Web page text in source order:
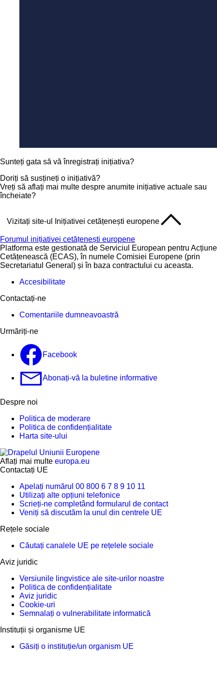
Sunteți gata să vă înregistrați inițiativa?
Doriți să susțineți o inițiativă?
Vreți să aflați mai multe despre anumite inițiative actuale sau
încheiate?
Vizitați site-ul Inițiativei cetățenești europene
Forumul inițiativei cetățenești europene
Platforma este gestionată de Serviciul European pentru Acțiune
Cetățenească (ECAS), în numele Comisiei Europene (prin
Secretariatul General) și în baza contractului cu aceasta.
Accesibilitate
Contactați-ne
Comentariile dumneavoastră
Urmăriți-ne
Facebook
Abonați-vă la buletine informative
Despre noi
Politica de moderare
Politica de confidențialitate
Harta site-ului
Aflați mai multe europa.eu
Contactați UE
Apelați numărul 00 800 6 7 8 9 10 11
Utilizați alte opțiuni telefonice
Scrieți-ne completând formularul de contact
Veniți să discutăm la unul din centrele UE
Rețele sociale
Căutați canalele UE pe rețelele sociale
Aviz juridic
Versiunile lingvistice ale site-urilor noastre
Politica de confidențialitate
Aviz juridic
Cookie-uri
Semnalați o vulnerabilitate informatică
Instituții și organisme UE
Găsiți o instituție/un organism UE